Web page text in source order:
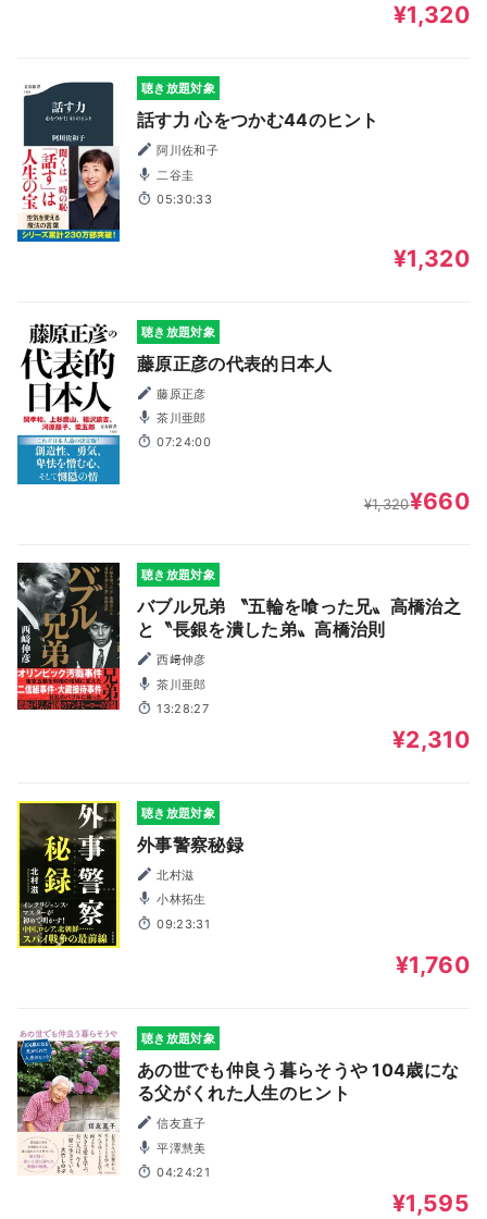
¥1,320
聴き放題対象
話す力 心をつかむ44のヒント
阿川佐和子
二谷圭
05:30:33
¥1,320
聴き放題対象
藤原正彦の代表的日本人
藤原正彦
茶川亜郎
07:24:00
¥1,320¥660
聴き放題対象
バブル兄弟 〝五輪を喰った兄〟高橋治之
と〝長銀を潰した弟〟高橋治則
西﨑伸彦
茶川亜郎
13:28:27
¥2,310
聴き放題対象
外事警察秘録
北村滋
小林拓生
09:23:31
¥1,760
聴き放題対象
あの世でも仲良う暮らそうや 104歳にな
る父がくれた人生のヒント
信友直子
平澤慧美
04:24:21
¥1,595